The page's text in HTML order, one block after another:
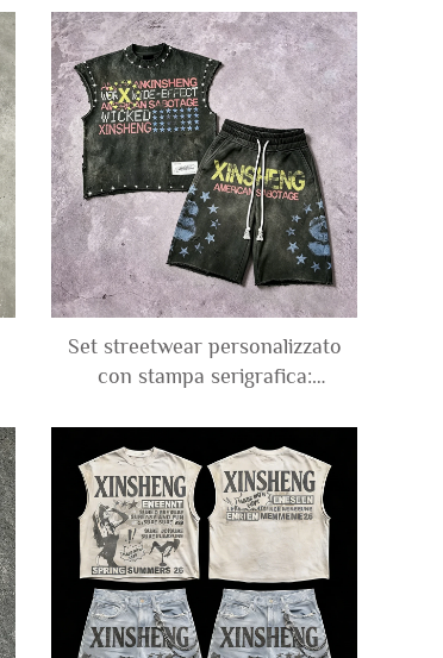
impermeabile, pantaloni da
tuta in nylon opaco e
arricciato, taglio largo e a
gamba larga
Set streetwear personalizzato
con stampa serigrafica:
acido, maglietta senza
maniche impreziosita da
strass e shorts in felpa per
uomo